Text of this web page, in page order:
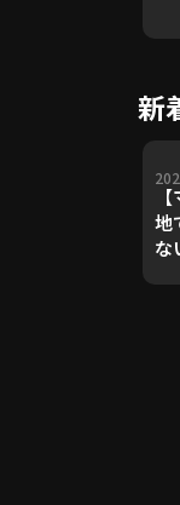
新
地
な